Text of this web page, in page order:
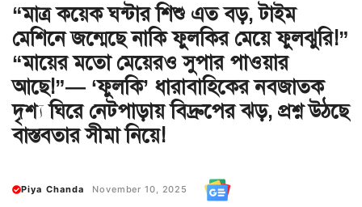
“মাত্র কয়েক ঘন্টার শিশু এত বড়, টাইম
মেশিনে জন্মেছে নাকি ফুলকির মেয়ে ফুলঝুরি!”
“মায়ের মতো মেয়েরও সুপার পাওয়ার
আছে!”— ‘ফুলকি’ ধারাবাহিকের নবজাতক
দৃশ্য ঘিরে নেটপাড়ায় বিদ্রুপের ঝড়, প্রশ্ন উঠছে
বাস্তবতার সীমা নিয়ে!
Piya Chanda November 10, 2025